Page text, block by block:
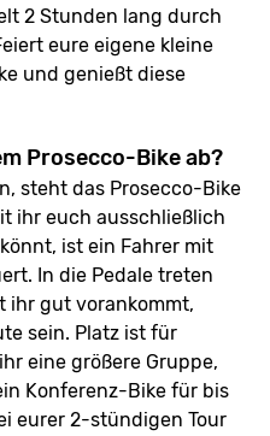
2 Stunden lang durch
eure eigene kleine
und genießt diese
Prosecco-Bike ab?
steht das Prosecco-Bike
ihr euch ausschließlich
ist ein Fahrer mit
In die Pedale treten
ihr gut vorankommt,
sein. Platz ist für
eine größere Gruppe,
Konferenz-Bike für bis
eurer 2-stündigen Tour